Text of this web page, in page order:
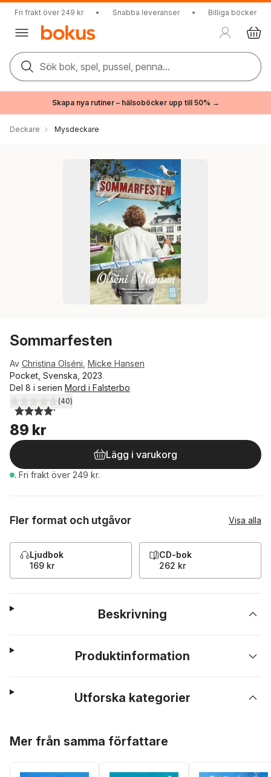
Fri frakt över 249 kr • Snabba leveranser • Billiga böcker
Sök bok, spel, pussel, penna...
Skapa nya rutiner – hälsoböcker upp till 50% →
Deckare Mysdeckare
Sommarfesten
Av Christina Olséni Micke Hansen
Pocket, Svenska, 2023
Del 8 i serien Mord i Falsterbo
4,2utav 5 stjärnor. Totalt antal röster:
(40)
89 kr
Lägg i varukorg
. Fri frakt över 249 kr.
Fler format och utgåvor Visa alla
Ljudbok
169 kr
CD-bok
262 kr
Beskrivning
Produktinformation
Utforska kategorier
Mer från samma författare